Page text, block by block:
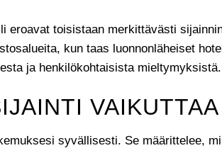
eroavat toisistaan merkittävästi
kun taas luonnonläheiset
ja henkilökohtaisista mieltymyksistä.
syvällisesti. Se määrittelee,